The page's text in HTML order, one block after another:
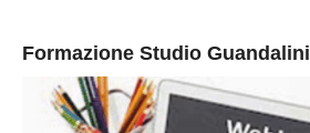
Formazione Studio Guandalini